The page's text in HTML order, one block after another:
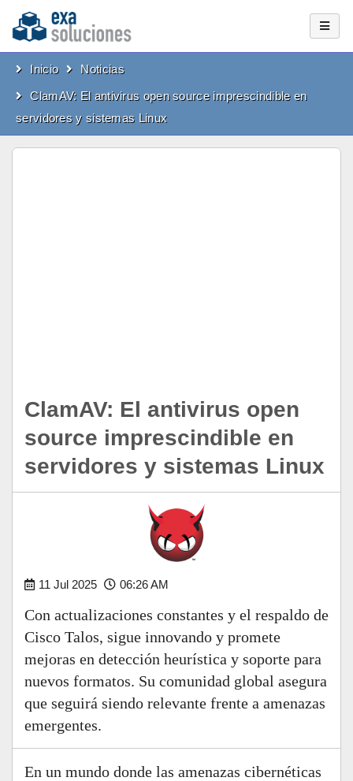
Inicio
Noticias
ClamAV: El antivirus open source imprescindible en
servidores y sistemas Linux
ClamAV: El antivirus open
source imprescindible en
servidores y sistemas Linux
11 Jul 2025 06:26 AM
Con actualizaciones constantes y el respaldo de
Cisco Talos, sigue innovando y promete
mejoras en detección heurística y soporte para
nuevos formatos. Su comunidad global asegura
que seguirá siendo relevante frente a amenazas
emergentes.
En un mundo donde las amenazas cibernéticas